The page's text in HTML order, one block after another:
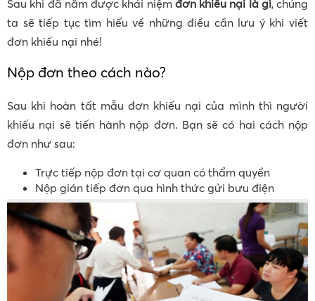
Sau khi đã nắm được khái niệm đơn khiếu nại là gì, chúng
ta sẽ tiếp tục tìm hiểu về những điều cần lưu ý khi viết
đơn khiếu nại nhé!
Nộp đơn theo cách nào?
Sau khi hoàn tất mẫu đơn khiếu nại của mình thì người
khiếu nại sẽ tiến hành nộp đơn. Bạn sẽ có hai cách nộp
đơn như sau:
Trực tiếp nộp đơn tại cơ quan có thẩm quyền
Nộp gián tiếp đơn qua hình thức gửi bưu điện